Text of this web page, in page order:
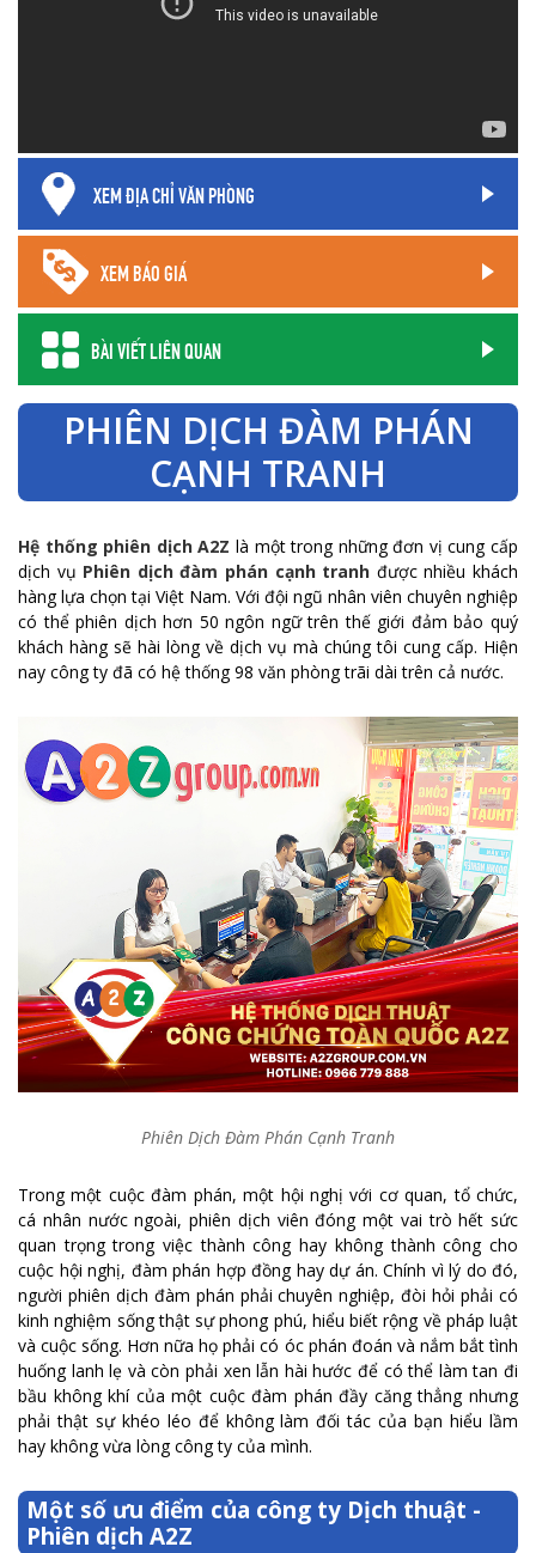
XEM ĐỊA CHỈ VĂN PHÒNG
XEM BÁO GIÁ
BÀI VIẾT LIÊN QUAN
PHIÊN DỊCH ĐÀM PHÁN
CẠNH TRANH
Hệ thống phiên dịch A2Z là một trong những đơn vị cung cấp
dịch vụ Phiên dịch đàm phán cạnh tranh được nhiều khách
hàng lựa chọn tại Việt Nam. Với đội ngũ nhân viên chuyên nghiệp
có thể phiên dịch hơn 50 ngôn ngữ trên thế giới đảm bảo quý
khách hàng sẽ hài lòng về dịch vụ mà chúng tôi cung cấp. Hiện
nay công ty đã có hệ thống 98 văn phòng trãi dài trên cả nước.
Phiên Dịch Đàm Phán Cạnh Tranh
Trong một cuộc đàm phán, một hội nghị với cơ quan, tổ chức,
cá nhân nước ngoài, phiên dịch viên đóng một vai trò hết sức
quan trọng trong việc thành công hay không thành công cho
cuộc hội nghị, đàm phán hợp đồng hay dự án. Chính vì lý do đó,
người phiên dịch đàm phán phải chuyên nghiệp, đòi hỏi phải có
kinh nghiệm sống thật sự phong phú, hiểu biết rộng về pháp luật
và cuộc sống. Hơn nữa họ phải có óc phán đoán và nắm bắt tình
huống lanh lẹ và còn phải xen lẫn hài hước để có thể làm tan đi
bầu không khí của một cuộc đàm phán đầy căng thẳng nhưng
phải thật sự khéo léo để không làm đối tác của bạn hiểu lầm
hay không vừa lòng công ty của mình.
Một số ưu điểm của công ty Dịch thuật -
Phiên dịch A2Z